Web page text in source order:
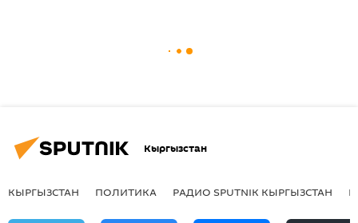
Кыргызстан
КЫРГЫЗСТАН ПОЛИТИКА РАДИО SPUTNIK КЫРГЫЗСТАН